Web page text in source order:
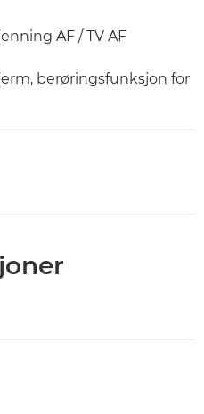
AF / TV AF
berøringsfunksjon for